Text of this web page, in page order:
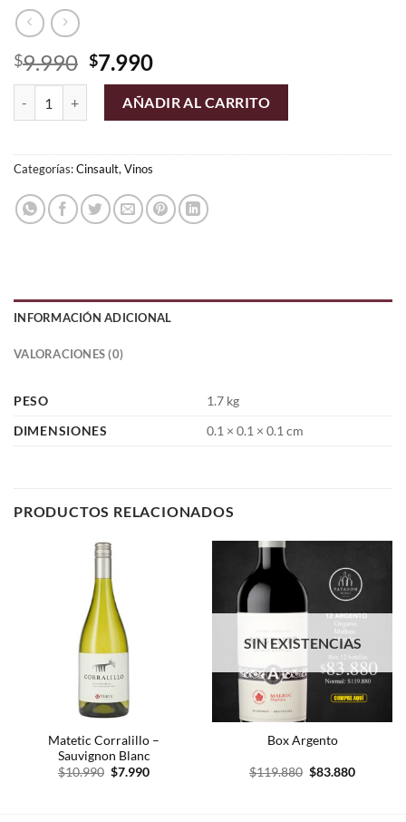
$9.990 El
precio
original
era:
$9.990.
$7.990El
precio
actual
es:
$7.990.
Luis Felipe Edwards Cinso - Cinsault cantidad
AÑADIR AL CARRITO
Categorías:Cinsault, Vinos
INFORMACIÓN ADICIONAL
VALORACIONES (0)
PESO
1.7 kg
DIMENSIONES
0.1 × 0.1 × 0.1 cm
PRODUCTOS RELACIONADOS
Matetic Corralillo –
Sauvignon Blanc
$10.990 El
$7.990El
SIN EXISTENCIAS
Box Argento
$119.880 El
$83.880El